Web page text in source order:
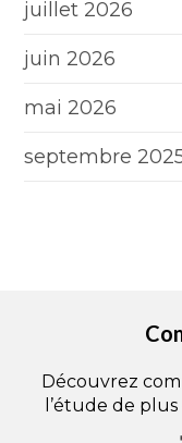
juillet 2026
juin 2026
mai 2026
septembre
Découvrez
l’étude de